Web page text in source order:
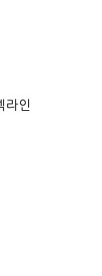
라인